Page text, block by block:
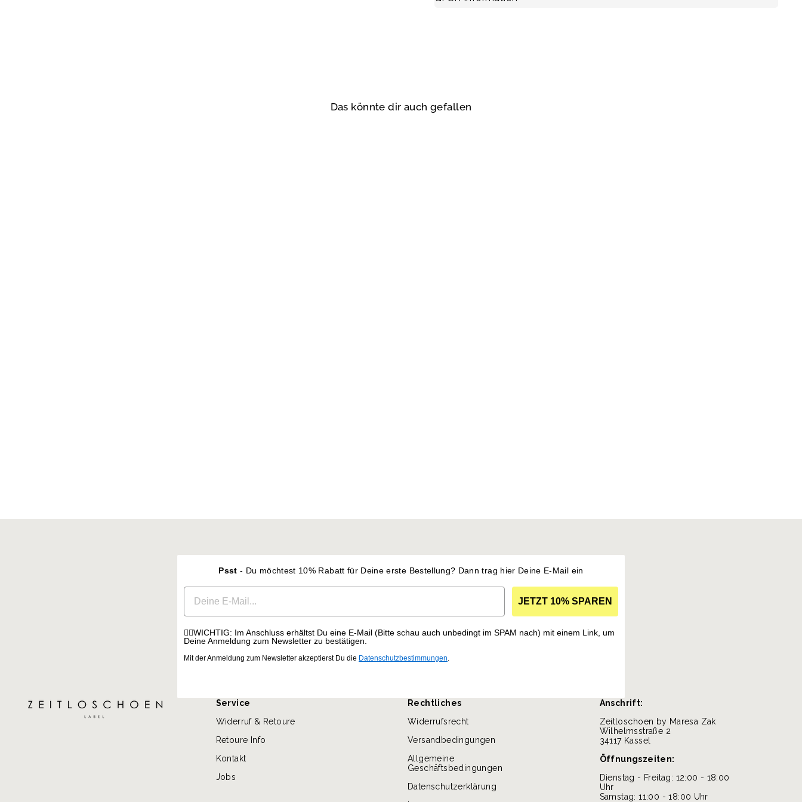
Das könnte dir auch gefallen
Psst- Du möchtest 10% Rabatt für Deine erste Bestellung? Danntrag hier Deine E-Mail ein
EMAIL
JETZT 10% SPAREN
☝🏼WICHTIG: Im Anschluss erhältst Du eine E-Mail (Bitte schau auch unbedingt im SPAM nach) mit einem Link, um
Deine Anmeldung zum Newsletter zu bestätigen.
Mit der Anmeldung zum Newsletter akzeptierst Du die Datenschutzbestimmungen.
Service
Widerruf & Retoure
Retoure Info
Kontakt
Jobs
Rechtliches
Widerrufsrecht
Versandbedingungen
Allgemeine
Geschäftsbedingungen
Datenschutzerklärung
Anschrift:
Zeitloschoen by Maresa Zak
Wilhelmsstraße 2
34117 Kassel
Öffnungszeiten:
Dienstag - Freitag: 12:00 - 18:00
Uhr
Samstag: 11:00 - 18:00 Uhr